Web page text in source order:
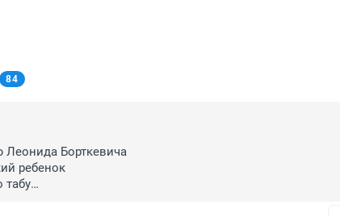
84
Борткевича
ребенок
табу